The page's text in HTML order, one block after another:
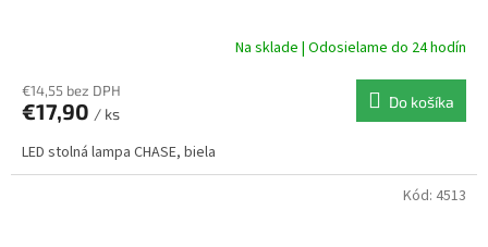
Na sklade | Odosielame do 24 hodín
€14,55 bez DPH
€17,90 / ks
Do košíka
LED stolná lampa CHASE, biela
Kód: 4513